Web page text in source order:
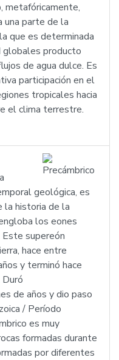
metafóricamente,
una parte de la
que es determinada
globales producto
de agua dulce. Es
participación en el
tropicales hacia
el clima terrestre.
geológica, es
la historia de la
los eones
supereón
hace entre
y terminó hace
de años y dio paso
/ Período
es muy
formadas durante
por diferentes